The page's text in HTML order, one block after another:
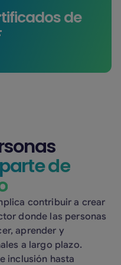
de
certificados
aviación (SAF) en
KLM y Lufthansa
de
contribuir a crear
donde las personas
aprender y
a largo plazo.
inclusión hasta